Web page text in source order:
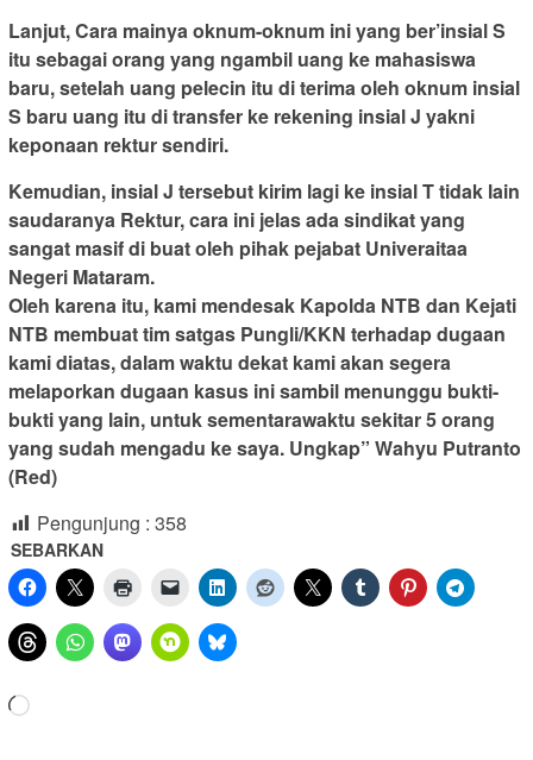
Lanjut, Cara mainya oknum-oknum ini yang ber’insial S
itu sebagai orang yang ngambil uang ke mahasiswa
baru, setelah uang pelecin itu di terima oleh oknum insial
S baru uang itu di transfer ke rekening insial J yakni
keponaan rektur sendiri.
Kemudian, insial J tersebut kirim lagi ke insial T tidak lain
saudaranya Rektur, cara ini jelas ada sindikat yang
sangat masif di buat oleh pihak pejabat Univeraitaa
Negeri Mataram.
Oleh karena itu, kami mendesak Kapolda NTB dan Kejati
NTB membuat tim satgas Pungli/KKN terhadap dugaan
kami diatas, dalam waktu dekat kami akan segera
melaporkan dugaan kasus ini sambil menunggu bukti-
bukti yang lain, untuk sementarawaktu sekitar 5 orang
yang sudah mengadu ke saya. Ungkap” Wahyu Putranto
(Red)
Pengunjung : 358
SEBARKAN